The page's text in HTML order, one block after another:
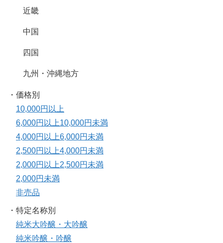
近畿
中国
四国
九州・沖縄地方
・価格別
10,000円以上
6,000円以上10,000円未満
4,000円以上6,000円未満
2,500円以上4,000円未満
2,000円以上2,500円未満
2,000円未満
非売品
・特定名称別
純米大吟醸・大吟醸
純米吟醸・吟醸